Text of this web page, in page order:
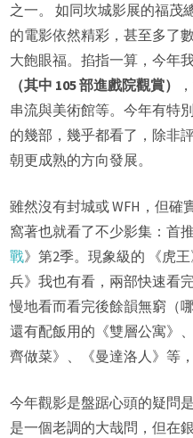
之一。 如同坎城影展的福茂
的電影依然精彩，甚至多了
大飽眼福。掐指一算，今年
（其中 105 部進戲院觀賞）
串流與美術館等。今年有特
的幾部，幾乎都看了，除非
朝更成熟的方向發展。
雖然沒有封城或 WFH，但確
窩著也就看了不少影集：首
戰》第2季。現象級的 《虎
兵》我也有看，兩部快速看
慢地看而看完後餘韻無窮（
還有配飯用的《雙層公寓》
齊做菜》、《曼達洛人》等
今年觀影是盤踞心頭的疑問
是一個老調的大哉問，但在